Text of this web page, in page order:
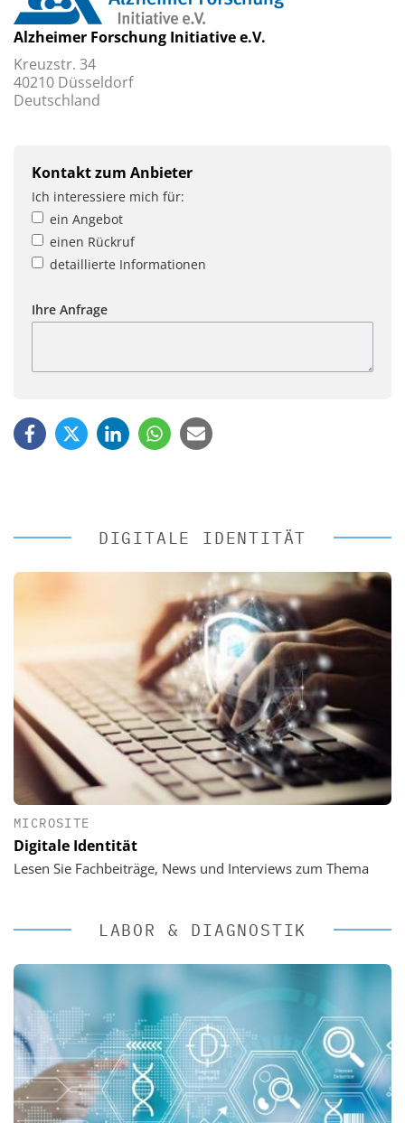
Alzheimer Forschung Initiative e.V.
Kreuzstr. 34
40210 Düsseldorf
Deutschland
Kontakt zum Anbieter
Ich interessiere mich für:
ein Angebot
einen Rückruf
detaillierte Informationen
Ihre Anfrage
DIGITALE IDENTITÄT
MICROSITE
Digitale Identität
Lesen Sie Fachbeiträge, News und Interviews zum Thema
LABOR & DIAGNOSTIK